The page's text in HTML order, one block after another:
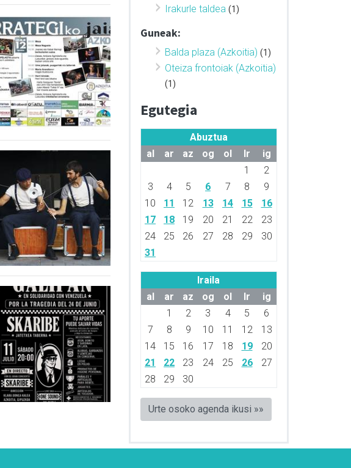
Irakurle taldea (1)
Guneak:
Balda plaza (Azkoitia) (1)
Oteiza frontoiak (Azkoitia)
(1)
Egutegia
Abuztua
al
ar az og ol lr
ig
1
2
3
4 5 6 7 8
9
10
11 12 13 14 15
16
17
18 19 20 21 22
23
24
25 26 27 28 29
30
31
Iraila
al
ar az og ol lr
ig
1
2 3 4 5
6
7
8 9 10 11 12
13
14
15 16 17 18 19
20
21
22 23 24 25 26
27
28
29 30
Urte osoko agenda ikusi »»